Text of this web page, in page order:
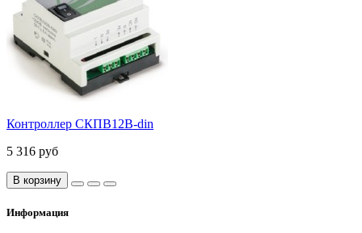
Контроллер СКПВ12В-din
5 316 руб
В корзину
Информация